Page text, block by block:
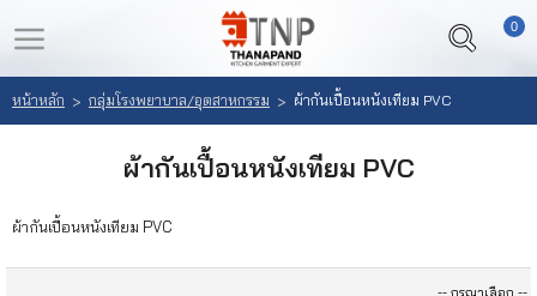
LOGIN
REGISTER
สนใจ
0
หน้าหลัก > กลุ่มโรงพยาบาล/อุตสาหกรรม > ผ้ากันเปื้อนหนังเทียม PVC
ผ้ากันเปื้อนหนังเทียม PVC
ผ้ากันเปื้อนหนังเทียม PVC